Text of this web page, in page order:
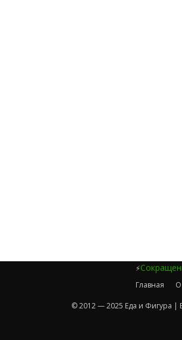
⚡
Главная О
© 2012 — 2025 Еда и Фигура |